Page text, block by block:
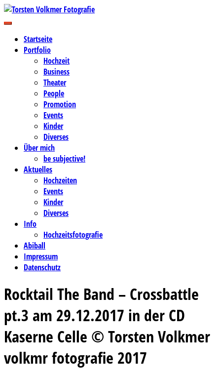
Zum
Inhalt
Torsten Volkmer Fotografie
Business-, Portrait- und Hochzeitsfotografie
Startseite
Portfolio
Hochzeit
Business
Theater
People
Promotion
Events
Kinder
Diverses
Über mich
be subjective!
Aktuelles
Hochzeiten
Events
Kinder
Diverses
Info
Hochzeitsfotografie
Abiball
Impressum
Datenschutz
Rocktail The Band – Crossbattle
pt.3 am 29.12.2017 in der CD
Kaserne Celle © Torsten Volkmer
volkmr fotografie 2017